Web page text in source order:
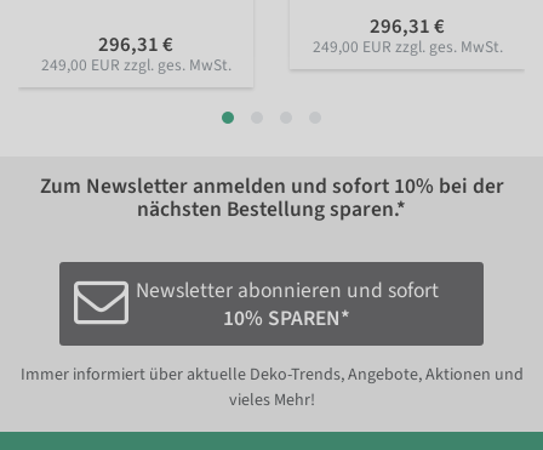
296,31 €
249,00 EUR zzgl. ges. MwSt.
296,31 €
249,00 EUR zzgl. ges. MwSt.
Zum Newsletter anmelden und sofort 10% bei der
nächsten Bestellung sparen.*
Newsletter abonnieren und sofort
10% SPAREN*
Immer informiert über aktuelle Deko-Trends, Angebote, Aktionen und
vieles Mehr!